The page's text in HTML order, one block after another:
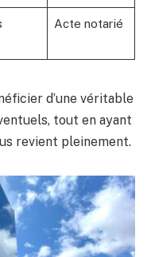
Acte notarié
d’une véritable
tout en ayant
revient pleinement.